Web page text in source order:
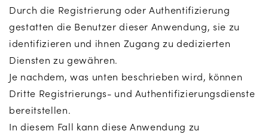
Durch die Registrierung oder Authentifizierung
gestatten die Benutzer dieser Anwendung, sie zu
identifizieren und ihnen Zugang zu dedizierten
Diensten zu gewähren.
Je nachdem, was unten beschrieben wird, können
Dritte Registrierungs- und Authentifizierungsdienste
bereitstellen.
In diesem Fall kann diese Anwendung zu